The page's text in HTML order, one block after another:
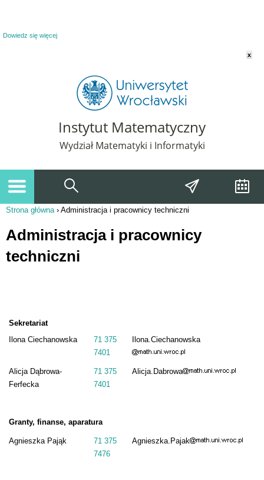
Dowiedz się więcej
x
Instytut Matematyczny
Wydział Matematyki i Informatyki
Strona główna› Administracja i pracownicy techniczni
Administracja i pracownicy
techniczni
Sekretariat
Ilona Ciechanowska
71 375
7401
Ilona.Ciechanowska
Alicja Dąbrowa-
Ferfecka
71 375
7401
Alicja.Dabrowa
Granty, finanse, aparatura
Agnieszka Pająk
71 375
7476
Agnieszka.Pajak